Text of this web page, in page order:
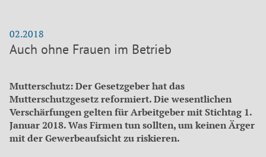
02.2018
Auch ohne Frauen im Betrieb
Mutterschutz: Der Gesetzgeber hat das
Mutterschutzgesetz reformiert. Die wesentlichen
Verschärfungen gelten für Arbeitgeber mit Stichtag 1.
Januar 2018. Was Firmen tun sollten, um keinen Ärger
mit der Gewerbeaufsicht zu riskieren.